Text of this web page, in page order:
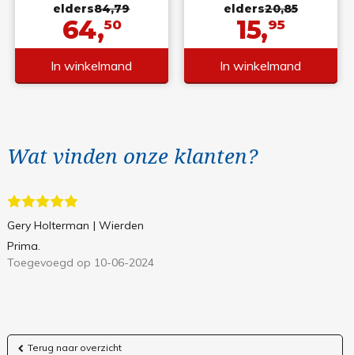
elders84,79
64,50
In winkelmand
elders20,85
15,95
In winkelmand
Wat vinden onze klanten?
Gery Holterman | Wierden
Prima.
Toegevoegd op 10-06-2024
Terug naar overzicht